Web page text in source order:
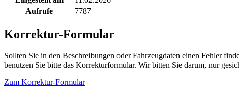
Aufrufe
7787
Korrektur-Formular
Sollten Sie in den Beschreibungen oder Fahrzeugdaten einen Fehler
benutzen Sie bitte das Korrekturformular. Wir bitten Sie darum, nur
Zum Korrektur-Formular